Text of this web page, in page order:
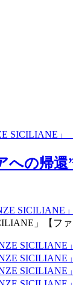
SICILIANE」
の帰
」【フ